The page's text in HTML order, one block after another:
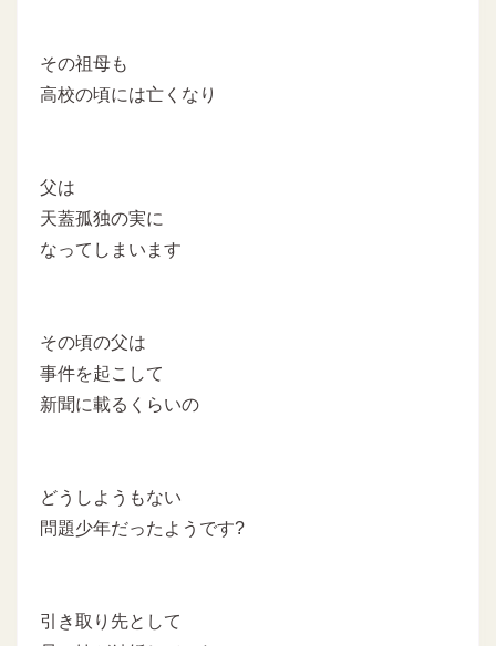
その祖母も
高校の頃には亡くなり
父は
天蓋孤独の実に
なってしまいます
その頃の父は
事件を起こして
新聞に載るくらいの
どうしようもない
問題少年だったようです?
引き取り先として